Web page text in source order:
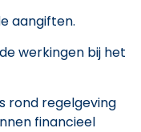
aangiften.
werkingen bij het
rond regelgeving
financieel